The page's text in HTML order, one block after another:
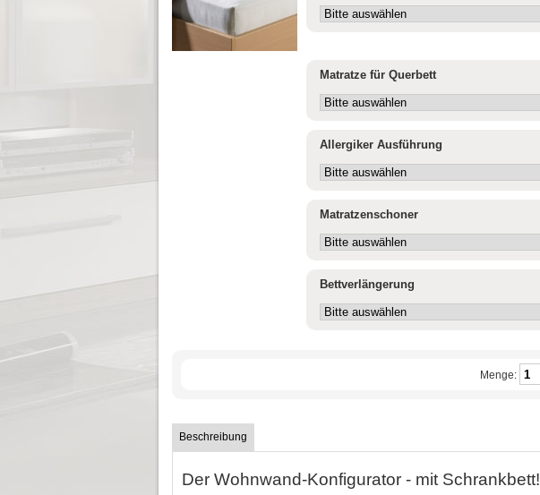
Matratze für Querbett
Allergiker Ausführung
Matratzenschoner
Bettverlängerung
Menge:
Beschreibung
Der Wohnwand-Konfigurator - mit Schrankbett!